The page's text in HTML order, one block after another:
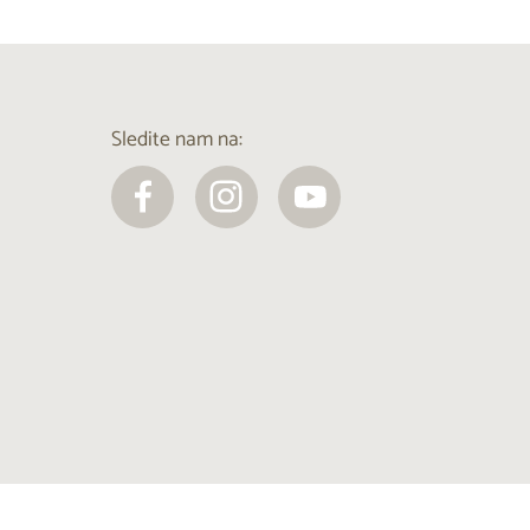
Sledite nam na: